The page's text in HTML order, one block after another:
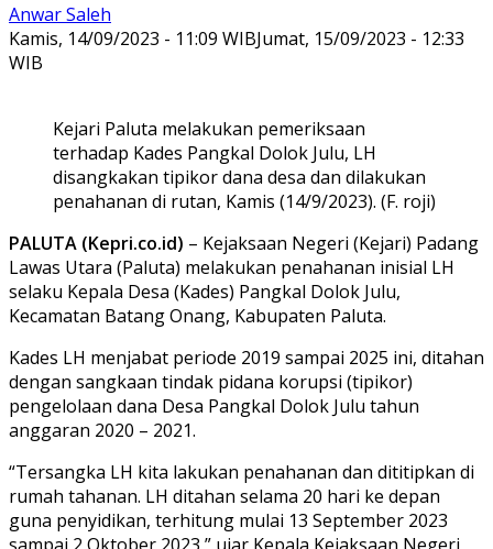
Anwar Saleh
Kamis, 14/09/2023 - 11:09 WIBJumat, 15/09/2023 - 12:33
WIB
Kejari Paluta melakukan pemeriksaan
terhadap Kades Pangkal Dolok Julu, LH
disangkakan tipikor dana desa dan dilakukan
penahanan di rutan, Kamis (14/9/2023). (F. roji)
PALUTA (Kepri.co.id) – Kejaksaan Negeri (Kejari) Padang
Lawas Utara (Paluta) melakukan penahanan inisial LH
selaku Kepala Desa (Kades) Pangkal Dolok Julu,
Kecamatan Batang Onang, Kabupaten Paluta.
Kades LH menjabat periode 2019 sampai 2025 ini, ditahan
dengan sangkaan tindak pidana korupsi (tipikor)
pengelolaan dana Desa Pangkal Dolok Julu tahun
anggaran 2020 – 2021.
“Tersangka LH kita lakukan penahanan dan dititipkan di
rumah tahanan. LH ditahan selama 20 hari ke depan
guna penyidikan, terhitung mulai 13 September 2023